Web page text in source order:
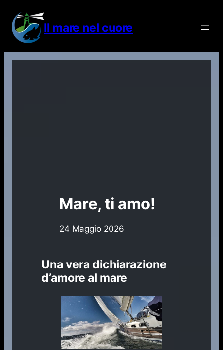
contenuto
Il mare nel cuore
Mare, ti amo!
24 Maggio 2026
Una vera dichiarazione
d’amore al mare